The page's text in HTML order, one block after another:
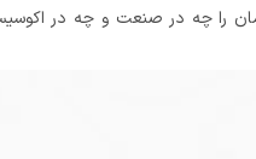
کسب می‌کنند. این روند، موقعیت سازمان را چه در صنعت و چه در اکوسیستم